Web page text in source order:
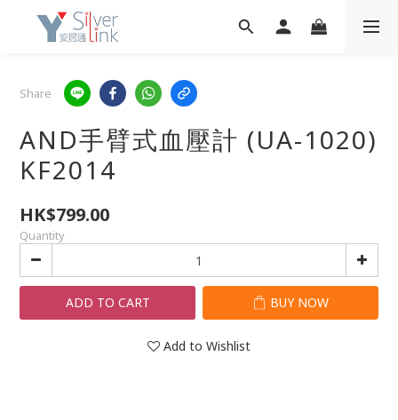
Share
AND手臂式血壓計 (UA-1020)
KF2014
HK$799.00
Quantity
ADD TO CART BUY NOW
Add to Wishlist